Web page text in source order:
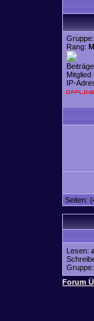
Gruppe:
Rang:
Mitglied
IP-
Seiten: (
Lesen:
Gruppe:
Forum